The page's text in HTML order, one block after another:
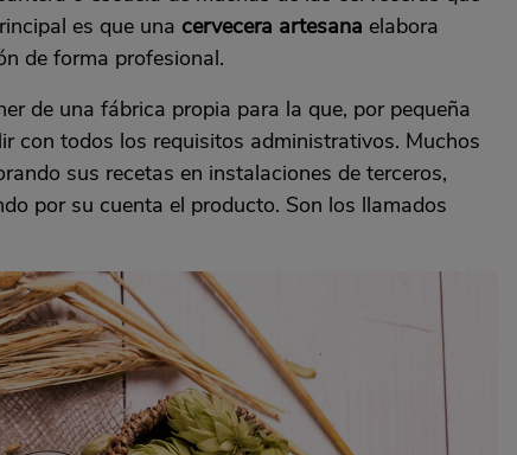
es que una cervecera artesana elabora
de forma profesional.
de una fábrica propia para la que, por pequeña
con todos los requisitos administrativos. Muchos
sus recetas en instalaciones de terceros,
por su cuenta el producto. Son los llamados